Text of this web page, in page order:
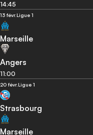
14:45
13 févr.Ligue 1
Marseille
Angers
11:00
20 févr.Ligue 1
Strasbourg
Marseille